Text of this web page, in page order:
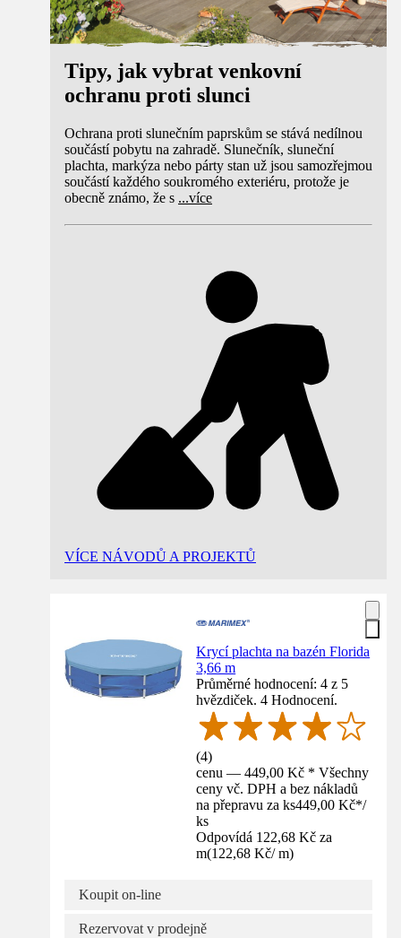
Tipy, jak vybrat venkovní
ochranu proti slunci
Ochrana proti slunečním paprskům se stává nedílnou
součástí pobytu na zahradě. Slunečník, sluneční
plachta, markýza nebo párty stan už jsou samozřejmou
součástí každého soukromého exteriéru, protože je
obecně známo, že s ...více
VÍCE NÁVODŮ A PROJEKTŮ
Krycí plachta na bazén Florida
3,66 m
Průměrné hodnocení: 4 z 5
hvězdiček. 4 Hodnocení.
(4)
cenu — 449,00 Kč * Všechny
ceny vč. DPH a bez nákladů
na přepravu za ks449,00 Kč*/
ks
Odpovídá 122,68 Kč za
m(122,68 Kč/ m)
Koupit on-line
Rezervovat v prodejně